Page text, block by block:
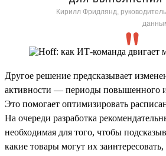
Кирилл Фридлянд,
Другое решение предсказывает
активности — периоды повышенного
Это помогает оптимизировать
На очереди разработка
необходимая для того, чтобы
какие товары могут их